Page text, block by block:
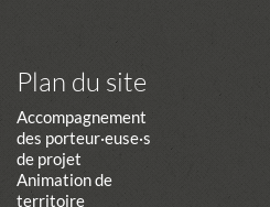
Plan du site
Accompagnement
des porteur·euse·s
de projet
Animation de
territoire